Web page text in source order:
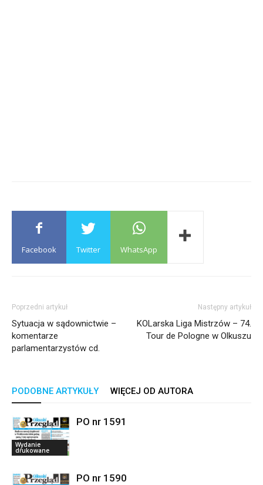
Facebook Twitter WhatsApp
Poprzedni artykuł
Sytuacja w sądownictwie –
komentarze
parlamentarzystów cd.
Następny artykuł
KOLarska Liga Mistrzów – 74.
Tour de Pologne w Olkuszu
PODOBNE ARTYKUŁY WIĘCEJ OD AUTORA
Wydanie
drukowane
PO nr 1591
PO nr 1590